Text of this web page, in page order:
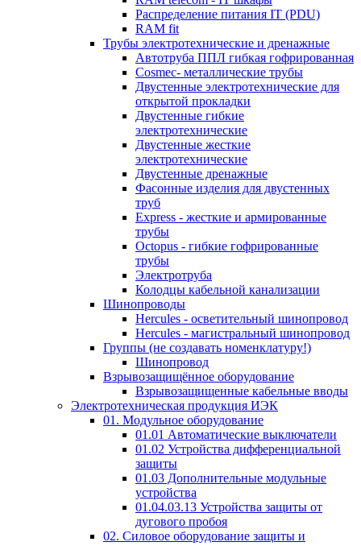
Распределение питания IT (PDU)
RAM fit
Трубы электротехнические и дренажные
Автотруба ППЛ гибкая гофрированная
Cosmec- металлические трубы
Двустенные электротехнические для
открытой прокладки
Двустенные гибкие
электротехнические
Двустенные жесткие
электротехнические
Двустенные дренажные
Фасонные изделия для двустенных
труб
Express - жесткие и армированные
трубы
Octopus - гибкие гофрированные
трубы
Электротруба
Колодцы кабельной канализации
Шинопроводы
Hercules - осветительный шинопровод
Hercules - магистральный шинопровод
Группы (не создавать номенклатуру!)
Шинопровод
Взрывозащищённое оборудование
Взрывозащищенные кабельные вводы
Электротехническая продукция ИЭК
01. Модульное оборудование
01.01 Автоматические выключатели
01.02 Устройства дифференциальной
защиты
01.03 Дополнительные модульные
устройства
01.04.03.13 Устройства защиты от
дугового пробоя
02. Силовое оборудование защиты и